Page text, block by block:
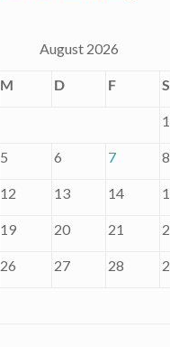
August 2026
M D F S
1
5 6 7 8
12 13 14
19 20 21
26 27 28